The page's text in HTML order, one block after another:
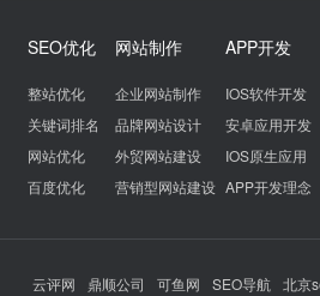
SEO优化
整站优化
关键词排名
网站优化
百度优化
网站制作
企业网站制作
品牌网站设计
外贸网站建设
营销型网站建设
APP开发
IOS软件开发
安卓应用开发
IOS原生应用
APP开发理念
云评网 鼎顺公司 可鱼网 SEO导航 北京